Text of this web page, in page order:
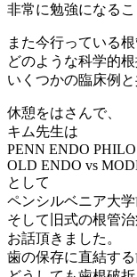
非常に勉強になるこ
また今行っている
どのような科学的
いくつかの臨床例
休憩をはさんで、
キム先生は
PENN ENDO
OLD ENDO vs
として
ペンシルベニア大
そして旧式の根管
お話頂きました。
歯の保存に直結す